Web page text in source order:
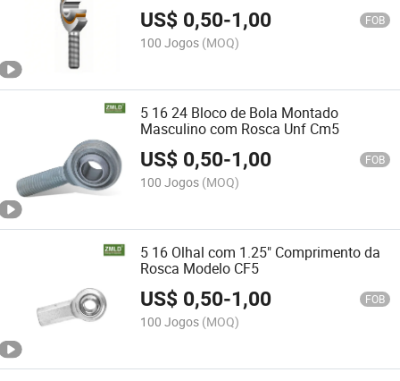
US$ 0,50-1,00 FOB
100 Jogos (MOQ)
5 16 24 Bloco de Bola Montado
Masculino com Rosca Unf Cm5
US$ 0,50-1,00 FOB
100 Jogos (MOQ)
5 16 Olhal com 1.25" Comprimento da
Rosca Modelo CF5
US$ 0,50-1,00 FOB
100 Jogos (MOQ)